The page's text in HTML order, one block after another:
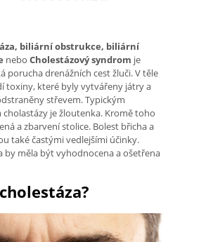
biliární obstrukce, biliární
nebo Cholestázový syndrom je
porucha drenážních cest žluči. V těle
toxiny, které byly vytvářeny játry a
střevem. Typickým
cholastázy je žloutenka. Kromě toho
a zbarvení stolice. Bolest břicha a
také častými vedlejšími účinky.
by měla být vyhodnocena a ošetřena